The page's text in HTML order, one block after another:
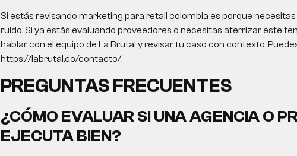
Si estás revisando marketing para retail colombia es porque
ruido. Si ya estás evaluando proveedores o necesitas aterrizar este
hablar con el equipo de La Brutal y revisar tu caso con contexto.
https://labrutal.co/contacto/.
PREGUNTAS FRECUENTES
¿CÓMO EVALUAR SI UNA AGENCIA O
EJECUTA BIEN?